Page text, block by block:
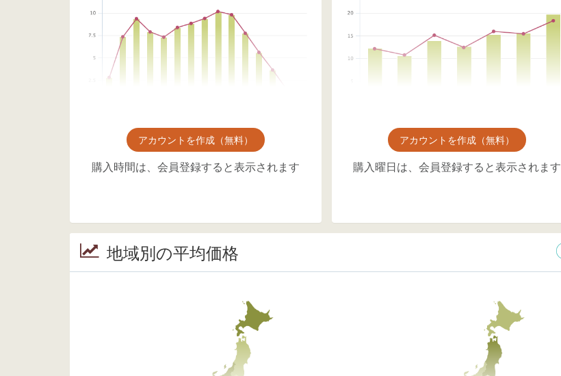
アカウントを作成（無料）
購入時間は、会員登録すると表示されます
アカウントを作成（無料）
購入曜日は、会員登録すると表示されます
地域別の平均価格